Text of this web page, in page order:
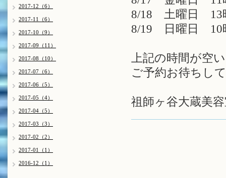
8/18 土曜日 13
8/19 日曜日 10
上記の時間が空
ご予約お待ちし
祖師ヶ谷大蔵美
2017-12（6）
2017-11（6）
2017-10（9）
2017-09（11）
2017-08（10）
2017-07（6）
2017-06（5）
2017-05（4）
2017-04（5）
2017-03（3）
2017-02（2）
2017-01（1）
2016-12（1）